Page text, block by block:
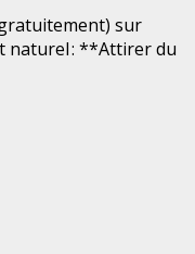
sur
naturel : **Attirer du